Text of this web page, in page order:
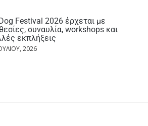
Festival 2026 έρχεται με
συναυλία, workshops και
εκπλήξεις
2026